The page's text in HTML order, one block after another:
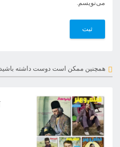
می‌نویسم.
همچنین ممکن است دوست داشته